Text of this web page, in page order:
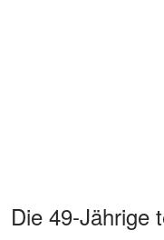
Die 49-Jährige